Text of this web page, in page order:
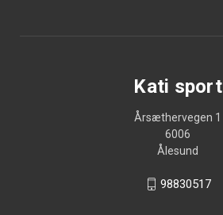
Kati sport
Årsæthervegen 1
6006
Ålesund
98830517